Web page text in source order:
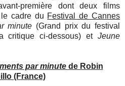
première dont deux films
cadre du Festival de Cannes
minute (Grand prix du festival
critique ci-dessous) et Jeune
par minute de Robin
(France)